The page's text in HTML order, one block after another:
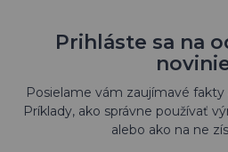
Prihláste sa na
Posielame vám zaujímavé
Príklady, ako správne používať
alebo ako na ne